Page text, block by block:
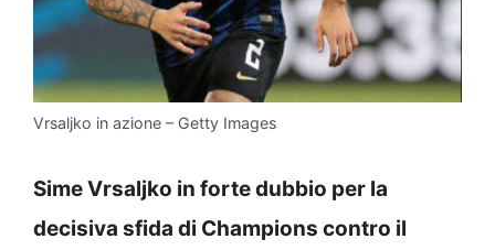
Vrsaljko in azione – Getty Images
Sime Vrsaljko in forte dubbio per la
decisiva sfida di Champions contro il